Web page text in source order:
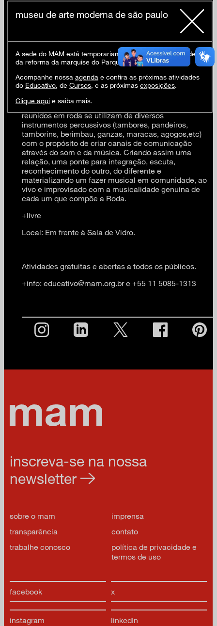
+livre
15h Roda de Tambor com Alan Gonçalves
Roda de Tambores é uma prática em grupo, onde
pessoas de diversas idades, culturas e etnias,
reunidos em roda se utilizam de diversos
instrumentos percussivos (tambores, pandeiros,
tamborins, berimbau, ganzas, maracas, agogos,etc)
com o propósito de criar canais de comunicação
através do som e da música. Criando assim uma
relação, uma ponte para integração, escuta,
reconhecimento do outro, do diferente e
materializando um fazer musical em comunidade, ao
vivo e improvisado com a musicalidade genuína de
cada um que compõe a Roda.
+livre
Local: Em frente à Sala de Vidro.
Atividades gratuitas e abertas a todos os públicos.
+info: educativo@mam.org.br e +55 11 5085-1313
facebook x
instagram linkedIn
inscreva-se na nossa
newsletter
sobre o mam
imprensa
transparência
contato
trabalhe conosco
política de privacidade e
termos de uso
museu de arte moderna de são paulo
A sede do MAM está temporariamente fechada em virtude
da reforma da marquise do Parque Ibirapuera.
Acompanhe nossa agenda e confira as próximas atividades
do Educativo, de Cursos, e as próximas exposições.
Clique aqui e saiba mais.